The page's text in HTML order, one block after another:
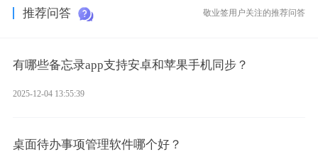
推荐问答 敬业签用户关注的推荐问答
有哪些备忘录app支持安卓和苹果手机同步？
2025-12-04 13:55:39
桌面待办事项管理软件哪个好？